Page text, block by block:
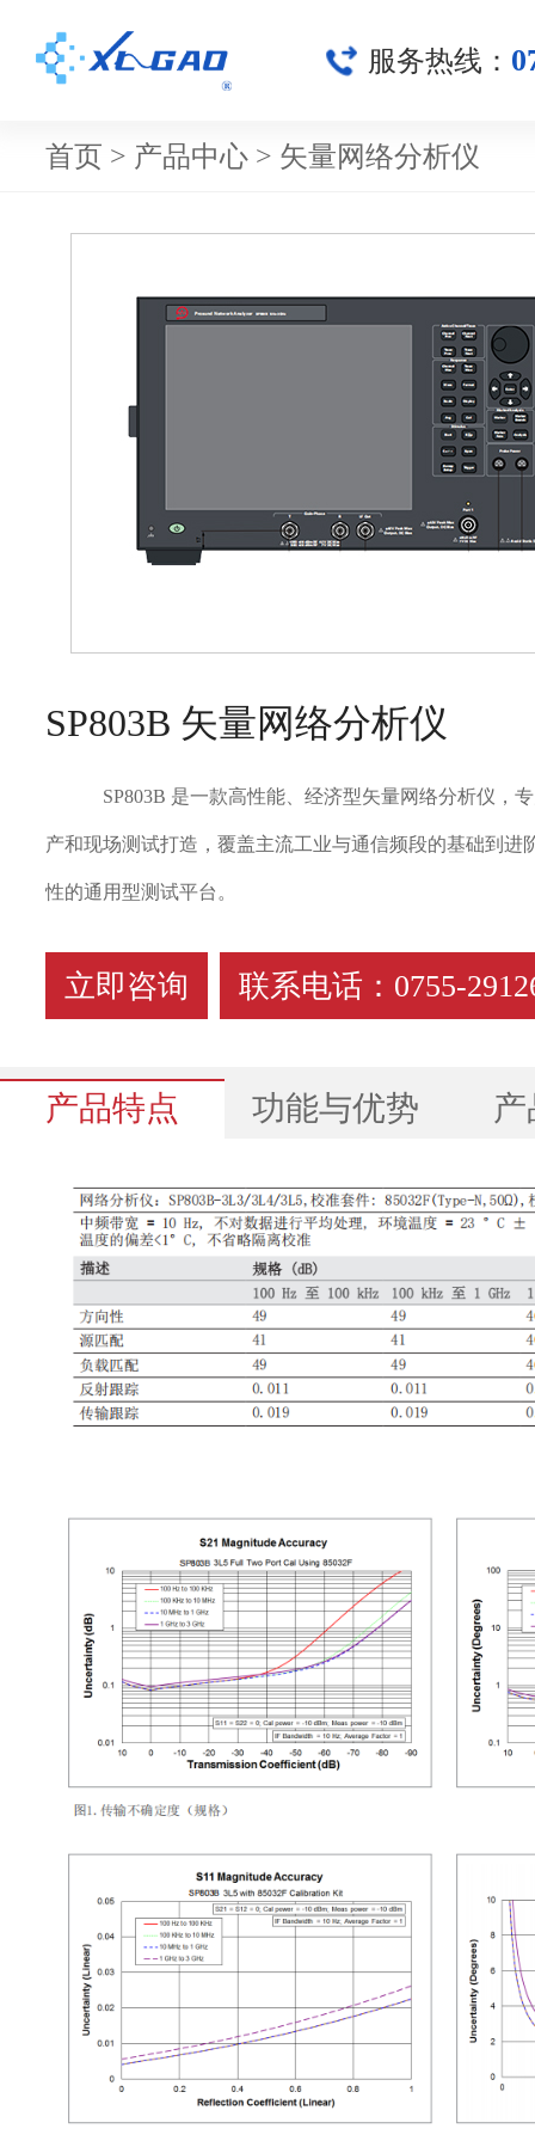
服务热线：
首页 > 产品中心 > 矢量网络分析仪
SP803B 矢量网络分析仪
SP803B 是一款高性能、经济型矢量网络分析仪，
产和现场测试打造，覆盖主流工业与通信频段的基础到进
性的通用型测试平台。
立即咨询 联系电话：0755-
产品特点 功能与优势
SP803B矢量网络分析仪-技术规格书--20240824.pdf